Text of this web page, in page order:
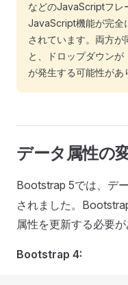
などのJavaScriptフレ
JavaScript機能が完全
されています。両方
と、ドロップダウン
が発生する可能性があ
データ属性の
Bootstrap 5では、デ
されました。
属性を更新する必要が
Bootstrap 4: